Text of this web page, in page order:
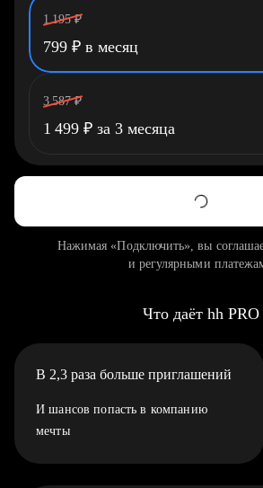
1 195 ₽
799 ₽ в месяц
3 587 ₽
1 499 ₽ за 3 месяца
Нажимая «Подключить», вы
и регулярными
Что даёт hh PRO
В 2,3 раза больше приглашений
И шансов попасть в компанию
мечты